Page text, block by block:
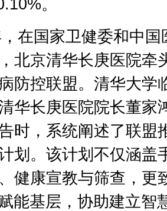
。
国家卫健委和中国
北京清华长庚医院牵
防控联盟。清华大学
华长庚医院院长董家
时，系统阐述了联盟
划。该计划不仅涵盖
健康宣教与筛查，更
能基层，协助建立智